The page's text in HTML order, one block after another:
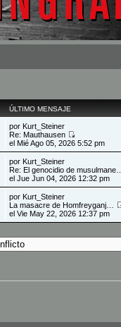
ÚLTIMO MENSAJE
porKurt_Steiner
Re: Mauthausen
el Mié Ago 05, 2026 5:52 pm
porKurt_Steiner
Re: El genocidio de musulmane…
el Jue Jun 04, 2026 12:32 pm
porKurt_Steiner
La masacre de Homfreyganj…
el Vie May 22, 2026 12:37 pm